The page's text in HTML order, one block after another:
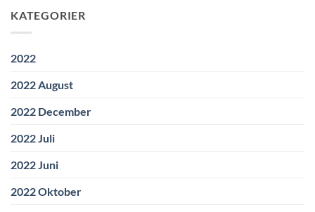
KATEGORIER
2022
2022 August
2022 December
2022 Juli
2022 Juni
2022 Oktober